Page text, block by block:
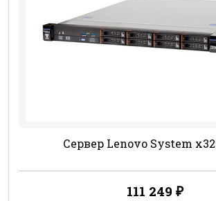
Сервер Lenovo System
111 249 ₽